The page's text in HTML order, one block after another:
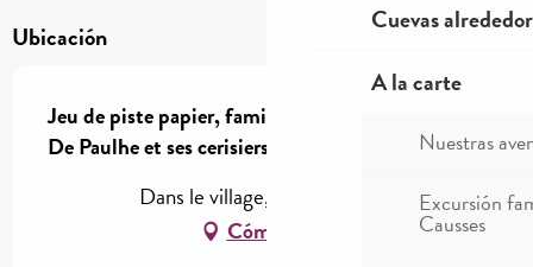
Cuevas
A la carte
Nuestras
Excursión
Causses
Ubicación
Jeu de piste papier, familial et en autonomie -
De Paulhe et ses cerisiers, à Carbassas
Dans le village, 12520 Paulhe
Cómo llegar